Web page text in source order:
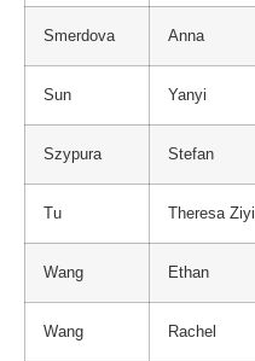
Smerdova Anna
Sun Yanyi
Szypura Stefan
Tu Theresa Ziyi
Wang Ethan
Wang Rachel